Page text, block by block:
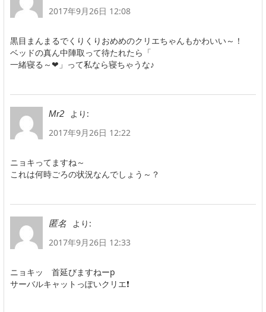
2017年9月26日 12:08
黒目まんまるでくりくりおめめのクリエちゃんもかわいい～！
ベッドの真ん中陣取って待たれたら「
一緒寝る～❤」って私なら寝ちゃうな♪
Mr2
より:
2017年9月26日 12:22
ニョキってますね～
これは何時ごろの状況なんでしょう～？
匿名
より:
2017年9月26日 12:33
ニョキッ 首延びますねーp
サーバルキャットっぽいクリエ❗